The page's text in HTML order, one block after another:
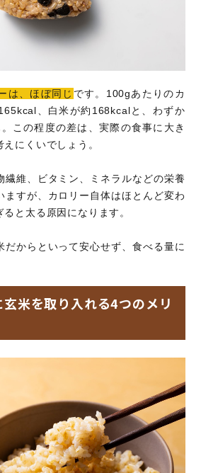
は、ほぼ同じ です。100gあたりのカ
、白米が約168kcalと、わずか
この程度の差は、実際の食事に大き
にくいでしょう。
繊維、ビタミン、ミネラルなどの栄養
ますが、カロリー自体はほとんど変わ
と太る原因になります。
だからといって安心せず、食べる量に
米を取り入れる4つのメリ